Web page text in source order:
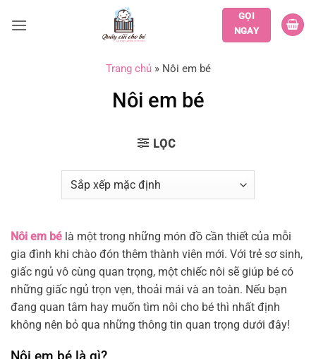
qua
GỌI
NGAY
Trang chủ» Nôi em bé
Nôi em bé
LỌC
Nôi em bé là một trong những món đồ cần thiết của mỗi
gia đình khi chào đón thêm thành viên mới. Với trẻ sơ sinh,
giấc ngủ vô cùng quan trọng, một chiếc nôi sẽ giúp bé có
những giấc ngủ trọn vẹn, thoải mái và an toàn. Nếu bạn
đang quan tâm hay muốn tìm nôi cho bé thì nhất định
không nên bỏ qua những thông tin quan trọng dưới đây!